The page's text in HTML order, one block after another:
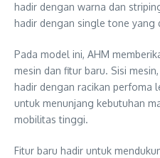
hadir dengan warna dan
hadir dengan single tone yang
Pada model ini, AHM
mesin dan fitur baru. Sisi
hadir dengan racikan perfoma
untuk menunjang kebutuhan
mobilitas tinggi.
Fitur baru hadir untuk